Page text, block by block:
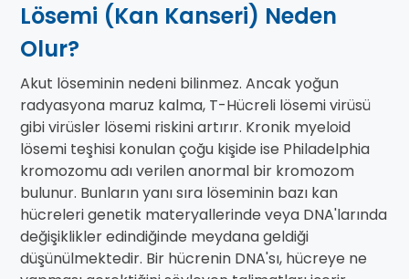
Lösemi (Kan Kanseri) Neden
Olur?
Akut löseminin nedeni bilinmez. Ancak yoğun
radyasyona maruz kalma, T-Hücreli lösemi virüsü
gibi virüsler lösemi riskini artırır. Kronik myeloid
lösemi teşhisi konulan çoğu kişide ise Philadelphia
kromozomu adı verilen anormal bir kromozom
bulunur. Bunların yanı sıra löseminin bazı kan
hücreleri genetik materyallerinde veya DNA'larında
değişiklikler edindiğinde meydana geldiği
düşünülmektedir. Bir hücrenin DNA'sı, hücreye ne